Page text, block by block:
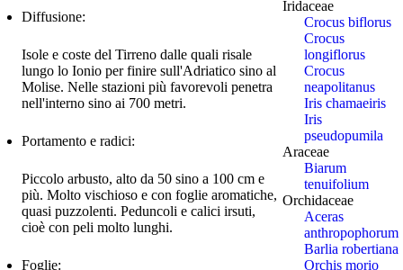
Diffusione:
Isole e coste del Tirreno dalle quali risale
lungo lo Ionio per finire sull'Adriatico sino al
Molise. Nelle stazioni più favorevoli penetra
nell'interno sino ai 700 metri.
Portamento e radici:
Piccolo arbusto, alto da 50 sino a 100 cm e
più. Molto vischioso e con foglie aromatiche,
quasi puzzolenti. Peduncoli e calici irsuti,
cioè con peli molto lunghi.
Foglie:
Iridaceae
Crocus biflorus
Crocus
longiflorus
Crocus
neapolitanus
Iris chamaeiris
Iris
pseudopumila
Araceae
Biarum
tenuifolium
Orchidaceae
Aceras
anthropophorum
Barlia robertiana
Orchis morio